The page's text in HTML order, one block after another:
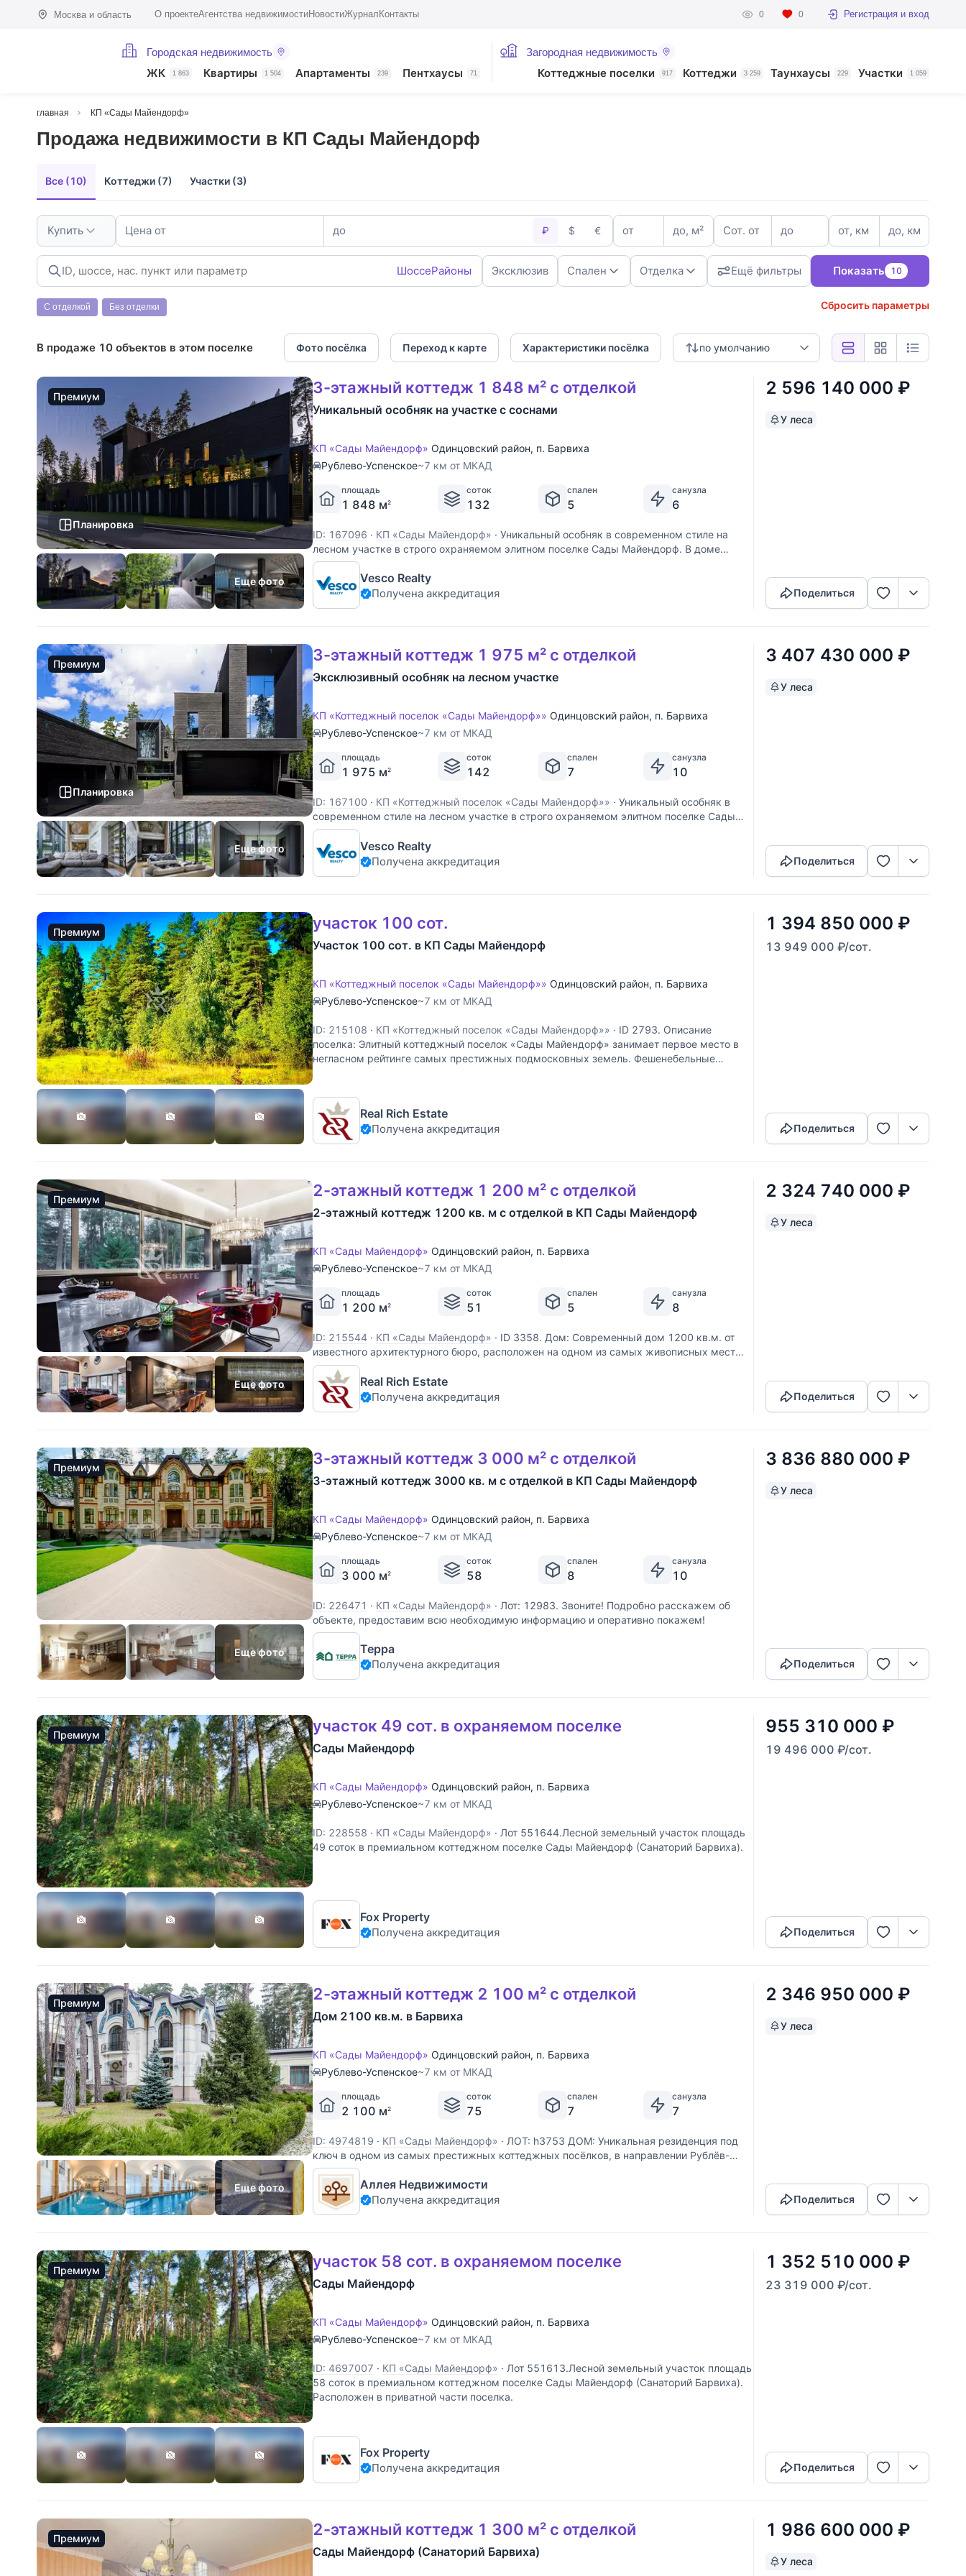
Москва и область О проектеАгентства недвижимостиНовостиЖурнал Контакты 0 0 Регистрация и вход
Городская недвижимость
ЖК 1 863 Квартиры 1 504 Апартаменты 239 Пентхаусы 71
Загородная недвижимость
Коттеджные поселки 917 Коттеджи 3 259 Таунхаусы 229 Участки 1 059
главная КП «Сады Майендорф»
Продажа недвижимости в КП Сады Майендорф
Все (10) Коттеджи (7) Участки (3)
Купить Цена от до ₽ $ € от до, м² Сот. от до от, км до, км
ШоссеРайоны Эксклюзив Спален
4 5+
Отделка Ещё фильтры Показать 10
С отделкой Без отделки Сбросить параметры
В продаже 10 объектов в этом поселке по умолчанию
Фото посёлка Переход к карте Характеристики посёлка
Премиум
Планировка
Еще фото
3-этажный коттедж 1 848 м² с отделкой
Уникальный особняк на участке с соснами
КП «Сады Майендорф» Одинцовский район, п. Барвиха
Рублево-Успенское~7 км от МКАД
площадь
1 848 м2
соток
132
спален
5
санузла
6
ID: 167096 · КП «Сады Майендорф» · Уникальный особняк в современном стиле на
лесном участке в строго охраняемом элитном поселке Сады Майендорф. В доме
выполнена эксклюзивная дизайнерская отделка с применением натурального
мрамора, керамогранита GRANITI FIANDRE, мебель и аксессуары
Vesco Realty
Получена аккредитация
2 596 140 000 ₽
У леса
Поделиться
Премиум
Планировка
Еще фото
3-этажный коттедж 1 975 м² с отделкой
Эксклюзивный особняк на лесном участке
КП «Коттеджный поселок «Сады Майендорф»» Одинцовский район, п. Барвиха
Рублево-Успенское~7 км от МКАД
площадь
1 975 м2
соток
142
спален
7
санузла
10
ID: 167100 · КП «Коттеджный поселок «Сады Майендорф»» · Уникальный особняк в
современном стиле на лесном участке в строго охраняемом элитном поселке Сады
Майендорф. В доме выполнена эксклюзивная дизайнерская отделка с применением
натурального мрамора, керамогранита GRANITI FIANDRE, мебель и аксессуары от
Vesco Realty
Получена аккредитация
3 407 430 000 ₽
У леса
Поделиться
Премиум участок 100 сот.
Участок 100 сот. в КП Сады Майендорф
КП «Коттеджный поселок «Сады Майендорф»» Одинцовский район, п. Барвиха
Рублево-Успенское~7 км от МКАД
ID: 215108 · КП «Коттеджный поселок «Сады Майендорф»» · ID 2793. Описание
поселка: Элитный коттеджный поселок «Сады Майендорф» занимает первое место в
негласном рейтинге самых престижных подмосковных земель. Фешенебельные
Real Rich Estate
Получена аккредитация
1 394 850 000 ₽
13 949 000 ₽/сот.
Поделиться
Премиум
Еще фото
2-этажный коттедж 1 200 м² с отделкой
2-этажный коттедж 1200 кв. м с отделкой в КП Сады Майендорф
КП «Сады Майендорф» Одинцовский район, п. Барвиха
Рублево-Успенское~7 км от МКАД
площадь
1 200 м2
соток
51
спален
5
санузла
8
ID: 215544 · КП «Сады Майендорф» · ID 3358. Дом: Современный дом 1200 кв.м. от
известного архитектурного бюро, расположен на одном из самых живописных мест
Барвихи - на бывшей территории одноименного санатория. Вокруг дома на участке
0,51 Га раскинулся живописный, ухоженный парк
Real Rich Estate
Получена аккредитация
2 324 740 000 ₽
У леса
Поделиться
Премиум
Еще фото
3-этажный коттедж 3 000 м² с отделкой
3-этажный коттедж 3000 кв. м с отделкой в КП Сады Майендорф
КП «Сады Майендорф» Одинцовский район, п. Барвиха
Рублево-Успенское~7 км от МКАД
площадь
3 000 м2
соток
58
спален
8
санузла
10
ID: 226471 · КП «Сады Майендорф» · Лот: 12983. Звоните! Подробно расскажем об
объекте, предоставим всю необходимую информацию и оперативно покажем!
Терра
Получена аккредитация
3 836 880 000 ₽
У леса
Поделиться
Премиум участок 49 сот. в охраняемом поселке
Сады Майендорф
КП «Сады Майендорф» Одинцовский район, п. Барвиха
Рублево-Успенское~7 км от МКАД
ID: 228558 · КП «Сады Майендорф» · Лот 551644.Лесной земельный участок площадь
49 соток в премиальном коттеджном поселке Сады Майендорф (Санаторий Барвиха).
Fox Property
Получена аккредитация
955 310 000 ₽
19 496 000 ₽/сот.
Поделиться
Премиум
Еще фото
2-этажный коттедж 2 100 м² с отделкой
Дом 2100 кв.м. в Барвиха
КП «Сады Майендорф» Одинцовский район, п. Барвиха
Рублево-Успенское~7 км от МКАД
площадь
2 100 м2
соток
75
спален
7
санузла
7
ID: 4974819 · КП «Сады Майендорф» · ЛОТ: h3753 ДОМ: Уникальная резиденция под
ключ в одном из самых престижных коттеджных посёлков, в направлении Рублёв-
Успенского шоссе. В доме выполнена продуманная архитектура с функциональной
планировка, для качественной жизни загородом
Аллея Недвижимости
Получена аккредитация
2 346 950 000 ₽
У леса
Поделиться
Премиум участок 58 сот. в охраняемом поселке
Сады Майендорф
КП «Сады Майендорф» Одинцовский район, п. Барвиха
Рублево-Успенское~7 км от МКАД
ID: 4697007 · КП «Сады Майендорф» · Лот 551613.Лесной земельный участок площадь
58 соток в премиальном коттеджном поселке Сады Майендорф (Санаторий Барвиха).
Расположен в приватной части поселка.
Fox Property
Получена аккредитация
1 352 510 000 ₽
23 319 000 ₽/сот.
Поделиться
Премиум 2-этажный коттедж 1 300 м² с отделкой
Сады Майендорф (Санаторий Барвиха)
1 986 600 000 ₽
У леса